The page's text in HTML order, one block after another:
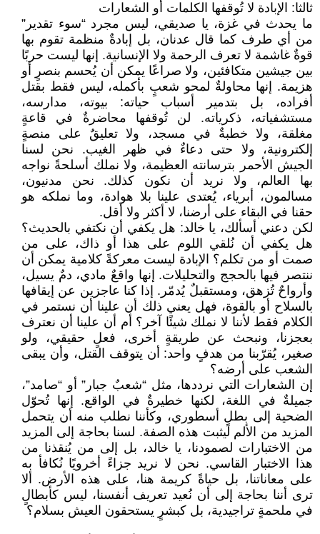
ثالثا: الإبادة لا تُوقفها الكلمات أو الشعارات
ما يحدث في غزة، يا صديقي، ليس مجرد “سوء تقدير”
من أي طرف كما قال عدنان، بل إبادةٌ منظمة تقوم بها
قوةٌ غاشمة لا تعرف الرحمة ولا الإنسانية. إنها ليست حربًا
بين جيشين متكافئين، ولا صراعًا يمكن أن يُحسم بنصرٍ أو
هزيمة. إنها محاولةٌ لمحو شعبٍ بأكمله، ليس فقط بقتل
أفراده، بل بتدمير أسباب حياته: بيوته، مدارسه،
مستشفياته، ذكرياته. لن تُوقفها محاضرةٌ في قاعةٍ
مغلقة، ولا خطبةٌ في مسجد، ولا تعليقٌ على منصةٍ
إلكترونية، ولا حتى دعاءٌ في ظهر الغيب. نحن لسنا
الجيش الأحمر بترسانته العظيمة، ولا نملك أسلحةً نواجه
بها العالم، ولا نريد أن نكون كذلك. نحن مدنيون،
مسالمون، أبرياء، يُعتدى علينا بلا هوادة، وما نملكه هو
حقنا في البقاء على أرضنا، لا أكثر ولا أقل.
لكن دعني أسألك، يا خالد: هل يكفي أن نكتفي بالحديث؟
هل يكفي أن نُلقي اللوم على هذا أو ذاك، على من
صمت أو من تكلم؟ الإبادة ليست معركةً كلامية يمكن أن
ننتصر فيها بالحجج والتحليلات. إنها واقعٌ مادي، دمٌ يسيل،
وأرواحٌ تُزهق، ومستقبلٌ يُدمّر. إذا كنا عاجزين عن إيقافها
بالسلاح أو بالقوة، فهل يعني ذلك أن علينا أن نستمر في
الكلام فقط لأننا لا نملك شيئًا آخر؟ أم أن علينا أن نعترف
بعجزنا، ونبحث عن طريقةٍ أخرى، فعلٍ حقيقي، ولو
صغير، يُقرّبنا من هدفٍ واحد: أن يتوقف القتل، وأن يبقى
الشعب على أرضه؟
إن الشعارات التي نرددها، مثل “شعبٌ جبار” أو “صامد”،
جميلةٌ في اللغة، لكنها خطيرةٌ في الواقع. إنها تُحوّل
الضحية إلى بطلٍ أسطوري، وكأننا نطلب منه أن يتحمل
المزيد من الألم ليثبت هذه الصفة. لسنا بحاجة إلى المزيد
من الاختبارات لصمودنا، يا خالد، بل إلى من يُنقذنا من
هذا الاختبار القاسي. نحن لا نريد جزاءً أخرويًا نُكافأ به
على معاناتنا، بل حياةً كريمة هنا، على هذه الأرض. ألا
ترى أننا بحاجة إلى أن نُعيد تعريف أنفسنا، ليس كأبطالٍ
في ملحمةٍ تراجيدية، بل كبشرٍ يستحقون العيش بسلام؟